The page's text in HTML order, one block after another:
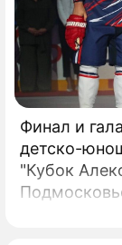
Финал и
детско-
"Кубок
Подмосковье. Как сообщила пресс-